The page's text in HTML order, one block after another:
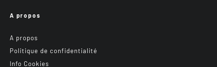
A propos
A propos
Politique de confidentialité
Info Cookies